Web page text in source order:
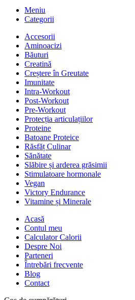
Meniu
Categorii
Accesorii
Aminoacizi
Băuturi
Creatină
Creștere în Greutate
Imunitate
Intra-Workout
Post-Workout
Pre-Workout
Protecția articulațiilor
Proteine
Batoane Proteice
Răsfăț Culinar
Sănătate
Slăbire și arderea grăsimii
Stimulatoare hormonale
Vegan
Victory Endurance
Vitamine și Minerale
Acasă
Contul meu
Calculator Calorii
Despre Noi
Parteneri
Întrebări frecvente
Blog
Contact